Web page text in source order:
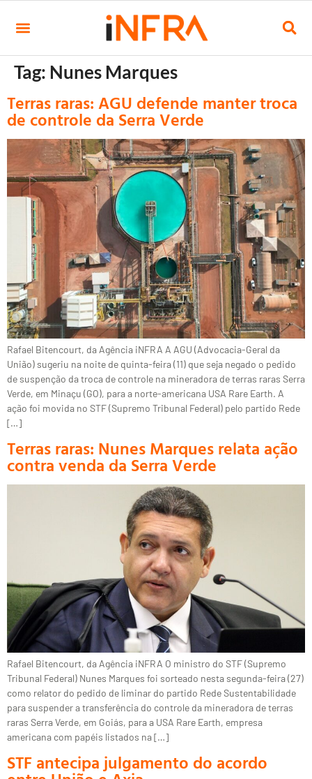
Tag: Nunes Marques
Terras raras: AGU defende manter troca
de controle da Serra Verde
Rafael Bitencourt, da Agência iNFRA A AGU (Advocacia-Geral da
União) sugeriu na noite de quinta-feira (11) que seja negado o pedido
de suspenção da troca de controle na mineradora de terras raras Serra
Verde, em Minaçu (GO), para a norte-americana USA Rare Earth. A
ação foi movida no STF (Supremo Tribunal Federal) pelo partido Rede
[…]
Terras raras: Nunes Marques relata ação
contra venda da Serra Verde
Rafael Bitencourt, da Agência iNFRA O ministro do STF (Supremo
Tribunal Federal) Nunes Marques foi sorteado nesta segunda-feira (27)
como relator do pedido de liminar do partido Rede Sustentabilidade
para suspender a transferência do controle da mineradora de terras
raras Serra Verde, em Goiás, para a USA Rare Earth, empresa
americana com papéis listados na […]
STF antecipa julgamento do acordo